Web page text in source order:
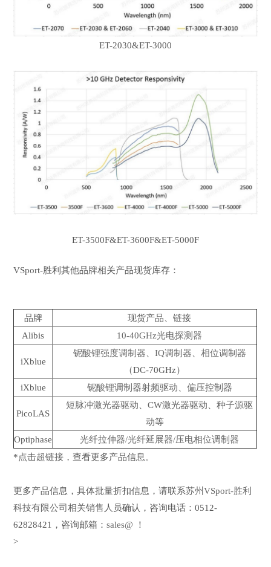
ET-2030&ET-3000
ET-3500F&ET-3600F&ET-5000F
VSport-胜利其他品牌相关产品现货库存：
品牌
现货产品、链接
Alibis
10-40GHz光电探测器
iXblue
铌酸锂强度调制器 IQ调制器
相位调制器
（DC-70GHz）
iXblue
铌酸锂调制器射频驱动、偏压控制器
PicoLAS
短脉冲激光器驱动 、CW激光器驱动 、种子源驱
动等
Optiphase
光纤拉伸器/光纤延展器/压电相位调制器
*点击超链接，查看更多产品信息。
更多产品信息，具体批量折扣信息，请联系苏州VSport-胜利
科技有限公司相关销售人员确认，咨询电话：0512-
62828421，咨询邮箱：sales@ ！
>